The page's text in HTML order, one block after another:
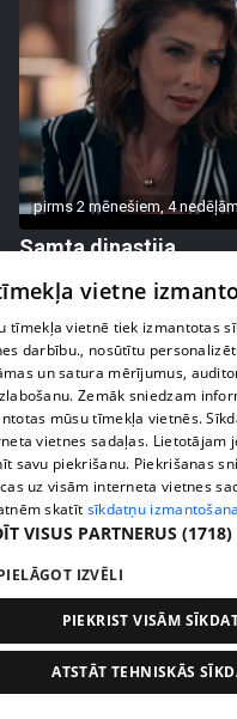
pirms 2 mēnešiem, 4 nedēļām
Samta dinastija
pirms 2 mēnešiem, 4 nedēļām
Samta dinastija
53. epizode
vietne
tīmekļa vietnē tiek izmantotas
darbību., nosūtītu
un satura mērījumus,
Zemāk sniedzam
mūsu tīmekļa vietnēs.
vietnes sadaļas.
savu piekrišanu. Piekrišanas
uz visām interneta vietnes
skatīt sīkdatņu
VISUS PARTNERUS
IZVĒLI
PIEKRIST VISĀM
ATSTĀT TEHNISKĀS